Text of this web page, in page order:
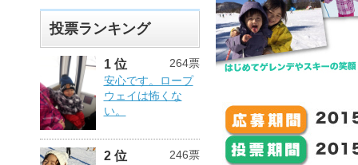
投票ランキング
1 位
264票
安心です。ロープ
ウェイは怖くな
い。
2 位
246票